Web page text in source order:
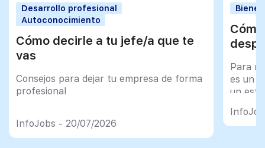
Desarrollo profesional
Autoconocimiento
Cómo decirle a tu jefe/a que te
vas
Consejos para dejar tu empresa de forma
profesional
InfoJobs - 20/07/2026
Para
es un
un